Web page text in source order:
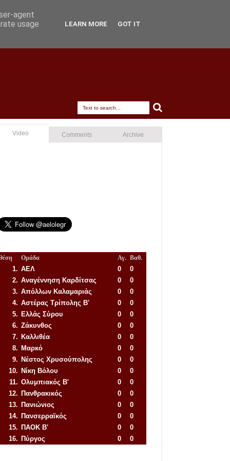
Video Comments Archive
Ομάδα Αγ. Βαθ.
1. ΑΕΛ 0
0
2. Αναγέννηση Καρδίτσας 0
0
3. Απόλλων Καλαμαριάς 0
0
4. Αστέρας Τρίπολης Β' 0
0
5. Ελλάς Σύρου 0
0
6. Ζάκυνθος 0
0
7. Καλλιθέα 0
0
8. Μαρκό 0
0
9. Νέστος Χρυσούπολης 0
0
10. Νίκη Βόλου 0
0
11. Ολυμπιακός Β' 0
0
12. Πανθρακικός 0
0
13. Πανιώνιος 0
0
14. Πανσερραϊκός 0
0
15. ΠΑΟΚ Β' 0
0
16. Πύργος 0
0
agent
usage
LEARN MORE GOT IT